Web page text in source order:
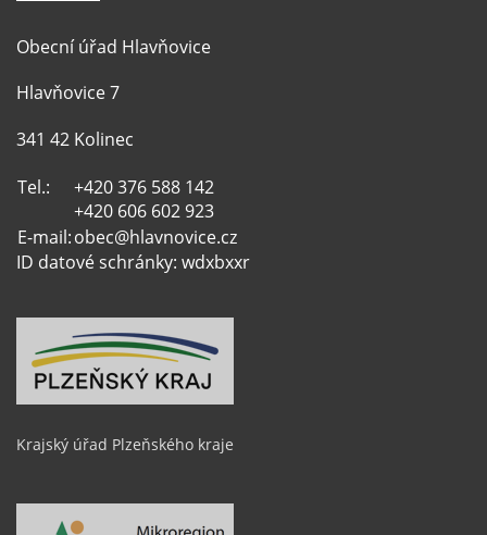
Obecní úřad Hlavňovice
Hlavňovice 7
341 42 Kolinec
Tel.:
+420 376 588 142
+420 606 602 923
E-mail:obec@hlavnovice.cz
ID datové schránky: wdxbxxr
Krajský úřad Plzeňského kraje